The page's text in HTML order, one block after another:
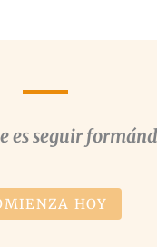
es seguir
HOY